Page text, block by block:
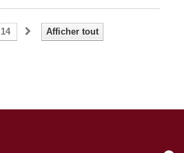
Afficher tout
14